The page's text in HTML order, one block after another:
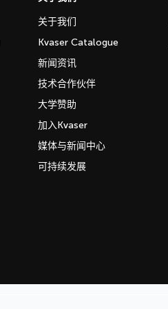
关于我们
Kvaser Catalogue
新闻资讯
技术合作伙伴
大学赞助
加入Kvaser
媒体与新闻中心
可持续发展